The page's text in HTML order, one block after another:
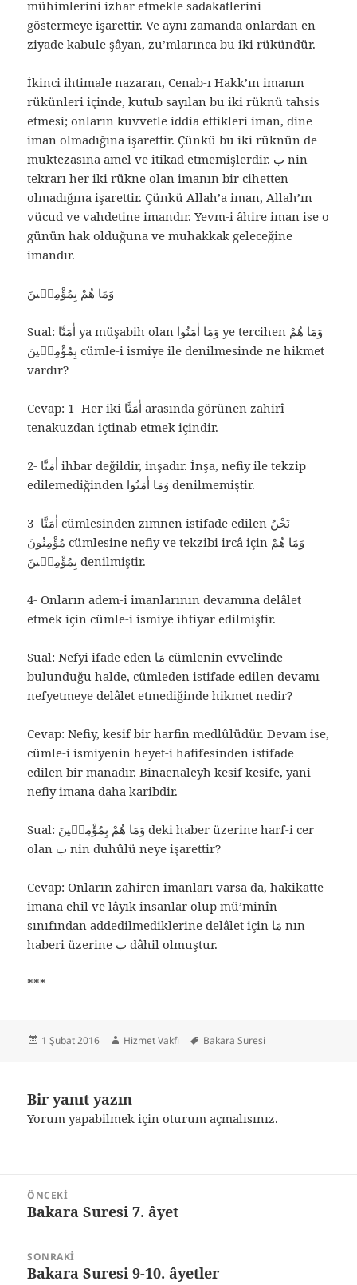
mühimlerini izhar etmekle sadakatlerini
göstermeye işarettir. Ve aynı zamanda onlardan en
ziyade kabule şâyan, zu’mlarınca bu iki rükündür.
İkinci ihtimale nazaran, Cenab-ı Hakk’ın imanın
rükünleri içinde, kutub sayılan bu iki rüknü tahsis
etmesi; onların kuvvetle iddia ettikleri iman, dine
iman olmadığına işarettir. Çünkü bu iki rüknün de
muktezasına amel ve itikad etmemişlerdir. ب nin
tekrarı her iki rükne olan imanın bir cihetten
olmadığına işarettir. Çünkü Allah’a iman, Allah’ın
vücud ve vahdetine imandır. Yevm-i âhire iman ise o
günün hak olduğuna ve muhakkak geleceğine
imandır.
وَمَا هُمْ بِمُؤْمِنٖينَ
Sual: اٰمَنَّا ya müşabih olan وَمَا اٰمَنُوا ye tercihen وَمَا هُمْ
بِمُؤْمِنٖينَ cümle-i ismiye ile denilmesinde ne hikmet
vardır?
Cevap: 1- Her iki اٰمَنَّا arasında görünen zahirî
tenakuzdan içtinab etmek içindir.
2- اٰمَنَّا ihbar değildir, inşadır. İnşa, nefiy ile tekzip
edilemediğinden وَمَا اٰمَنُوا denilmemiştir.
3- اٰمَنَّا cümlesinden zımnen istifade edilen نَحْنُ
مُؤْمِنُونَ cümlesine nefiy ve tekzibi ircâ için وَمَا هُمْ
بِمُؤْمِنٖينَ denilmiştir.
4- Onların adem-i imanlarının devamına delâlet
etmek için cümle-i ismiye ihtiyar edilmiştir.
Sual: Nefyi ifade eden مَا cümlenin evvelinde
bulunduğu halde, cümleden istifade edilen devamı
nefyetmeye delâlet etmediğinde hikmet nedir?
Cevap: Nefiy, kesif bir harfin medlûlüdür. Devam ise,
cümle-i ismiyenin heyet-i hafifesinden istifade
edilen bir manadır. Binaenaleyh kesif kesife, yani
nefiy imana daha karibdir.
Sual: وَمَا هُمْ بِمُؤْمِنٖينَ deki haber üzerine harf-i cer
olan ب nin duhûlü neye işarettir?
Cevap: Onların zahiren imanları varsa da, hakikatte
imana ehil ve lâyık insanlar olup mü’minîn
sınıfından addedilmediklerine delâlet için مَا nın
haberi üzerine ب dâhil olmuştur.
***
Yayın
1 Şubat 2016 Yazar
Hizmet Vakfı Etiketler
Bakara Suresi
Bir yanıt yazın
Yorum yapabilmek içinoturum açmalısınız.
gezinmesi
ÖNCEKI
Önceki
Bakara Suresi 7. âyet
SONRAKI
Sonraki
Bakara Suresi 9-10. âyetler